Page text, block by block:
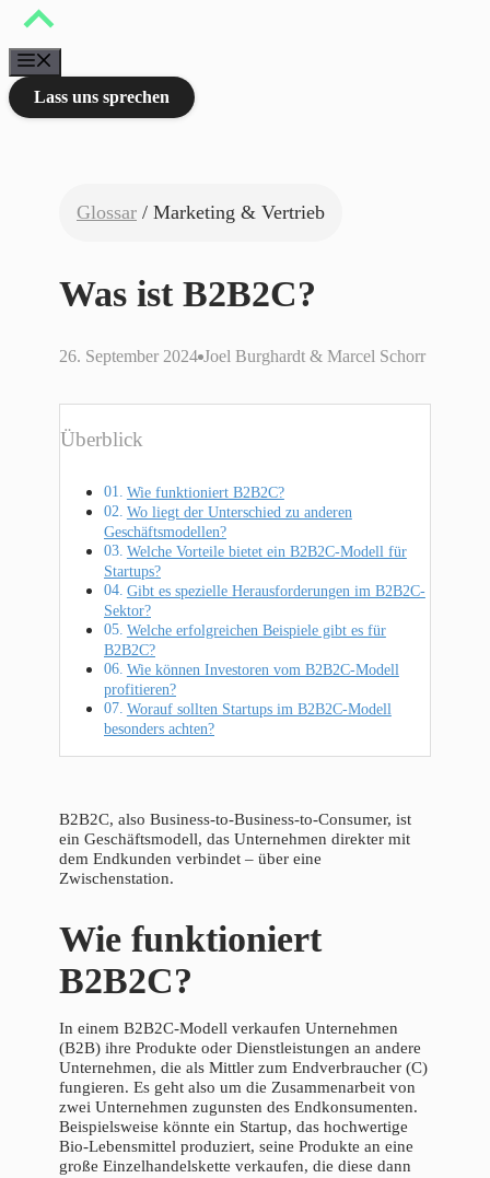
Zum
springen
Lass uns sprechen
Glossar / Marketing & Vertrieb
Was ist B2B2C?
26. September 2024 Joel Burghardt & Marcel Schorr
Überblick
Wie funktioniert B2B2C?
Wo liegt der Unterschied zu anderen
Geschäftsmodellen?
Welche Vorteile bietet ein B2B2C-Modell für
Startups?
Gibt es spezielle Herausforderungen im B2B2C-
Sektor?
Welche erfolgreichen Beispiele gibt es für
B2B2C?
Wie können Investoren vom B2B2C-Modell
profitieren?
Worauf sollten Startups im B2B2C-Modell
besonders achten?
B2B2C, also Business-to-Business-to-Consumer, ist
ein Geschäftsmodell, das Unternehmen direkter mit
dem Endkunden verbindet – über eine
Zwischenstation.
Wie funktioniert
B2B2C?
In einem B2B2C-Modell verkaufen Unternehmen
(B2B) ihre Produkte oder Dienstleistungen an andere
Unternehmen, die als Mittler zum Endverbraucher (C)
fungieren. Es geht also um die Zusammenarbeit von
zwei Unternehmen zugunsten des Endkonsumenten.
Beispielsweise könnte ein Startup, das hochwertige
Bio-Lebensmittel produziert, seine Produkte an eine
große Einzelhandelskette verkaufen, die diese dann